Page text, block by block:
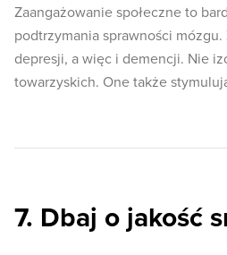
Zaangażowanie społeczne to
podtrzymania sprawności
depresji, a więc i demencji. Nie
towarzyskich. One także
7. Dbaj o jakość